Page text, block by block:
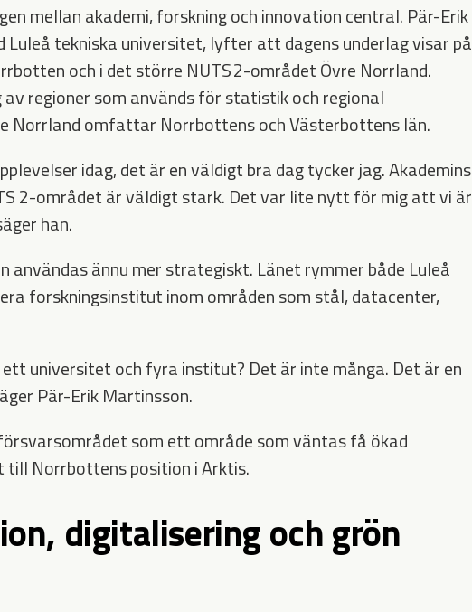
mellan akademi, forskning och innovation central. Pär-Erik
Luleå tekniska universitet, lyfter att dagens underlag visar på
och i det större NUTS 2-området Övre Norrland.
av regioner som används för statistik och regional
Norrland omfattar Norrbottens och Västerbottens län.
idag, det är en väldigt bra dag tycker jag. Akademins
2-området är väldigt stark. Det var lite nytt för mig att vi är
han.
användas ännu mer strategiskt. Länet rymmer både Luleå
forskningsinstitut inom områden som stål, datacenter,
universitet och fyra institut? Det är inte många. Det är en
Pär-Erik Martinsson.
som ett område som väntas få ökad
till Norrbottens position i Arktis.
digitalisering och grön